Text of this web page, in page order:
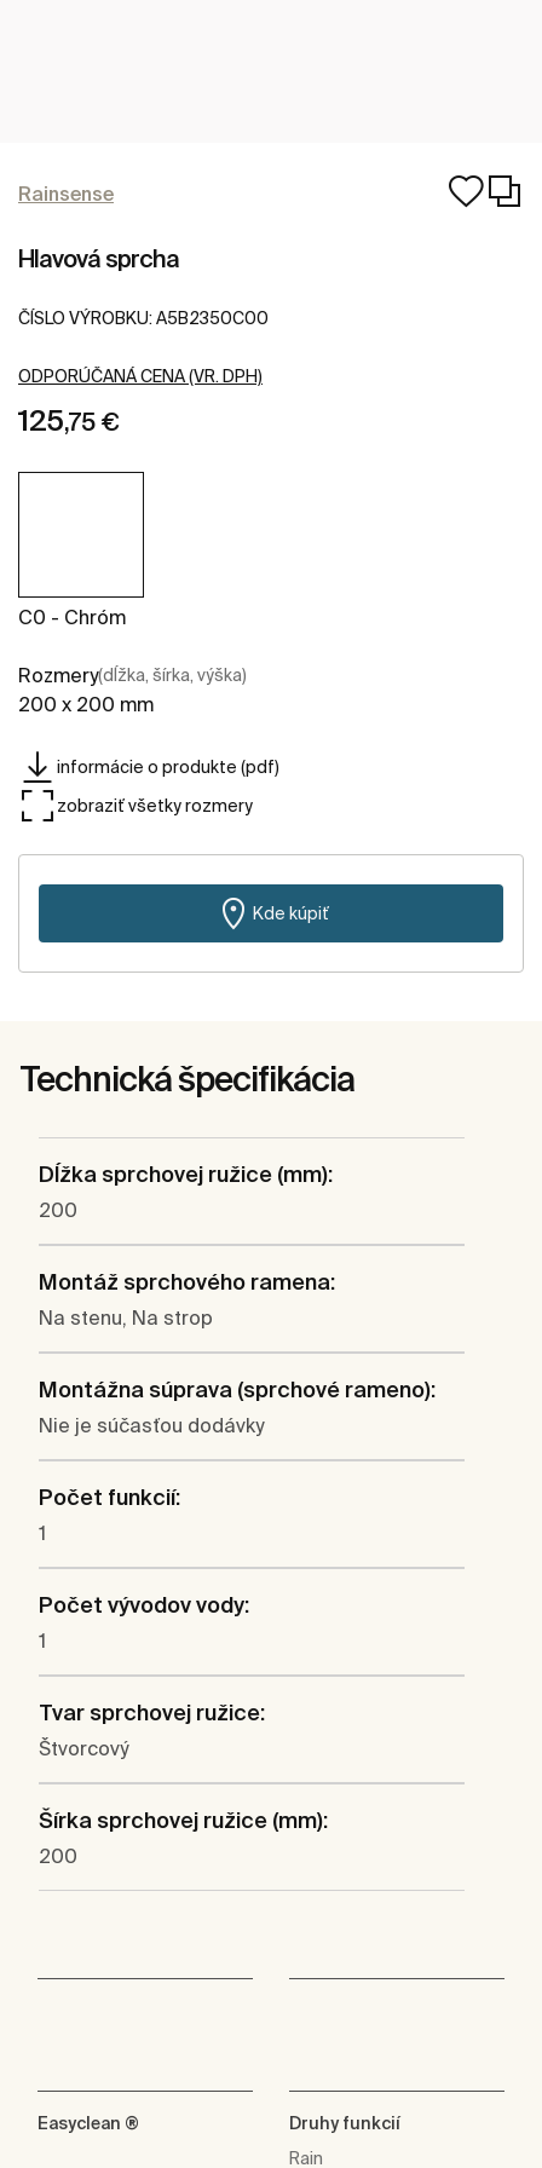
Rainsense
Hlavová sprcha
ČÍSLO VÝROBKU: A5B2350C00
ODPORÚČANÁ CENA (VR. DPH)
125,75 €
C0 - Chróm
Rozmery(dĺžka, šírka, výška)
200 x 200 mm
informácie o produkte (pdf)
zobraziť všetky rozmery
Kde kúpiť
Technická špecifikácia
Dĺžka sprchovej ružice (mm):
200
Montáž sprchového ramena:
Na stenu, Na strop
Montážna súprava (sprchové rameno):
Nie je súčasťou dodávky
Počet funkcií:
1
Počet vývodov vody:
1
Tvar sprchovej ružice:
Štvorcový
Šírka sprchovej ružice (mm):
200
Easyclean ®
Druhy funkcií
Rain